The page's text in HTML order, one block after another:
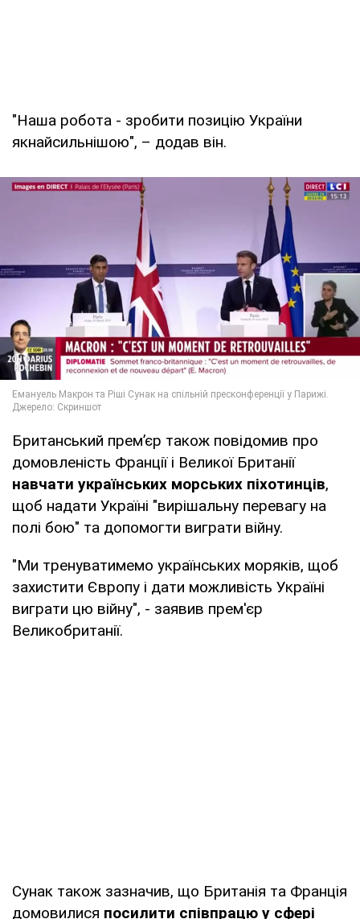
"Наша робота - зробити позицію України
якнайсильнішою", – додав він.
Британський прем’єр також повідомив про
домовленість Франції і Великої Британії
навчати українських морських піхотинців,
щоб надати Україні "вирішальну перевагу на
полі бою" та допомогти виграти війну.
"Ми тренуватимемо українських моряків, щоб
захистити Європу і дати можливість Україні
виграти цю війну", - заявив прем'єр
Великобританії.
Сунак також зазначив, що Британія та Франція
домовилися посилити співпрацю у сфері